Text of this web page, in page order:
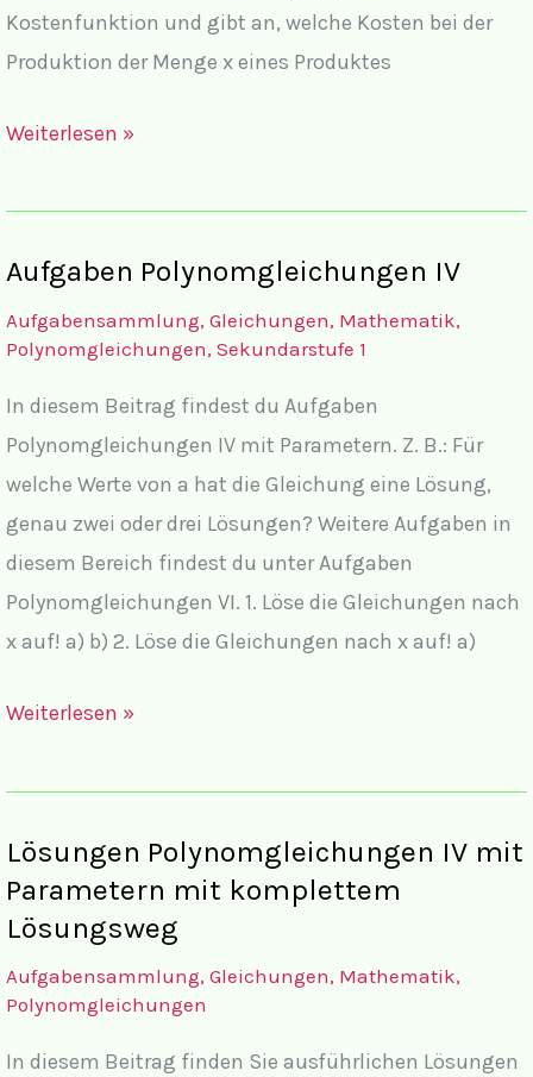
Kostenfunktion und gibt an, welche Kosten bei der
Produktion der Menge x eines Produktes
Lösungen
V
Weiterlesen »
Aufgaben Polynomgleichungen IV
Aufgabensammlung, Gleichungen, Mathematik,
Polynomgleichungen, Sekundarstufe 1
In diesem Beitrag findest du Aufgaben
Polynomgleichungen IV mit Parametern. Z. B.: Für
welche Werte von a hat die Gleichung eine Lösung,
genau zwei oder drei Lösungen? Weitere Aufgaben in
diesem Bereich findest du unter Aufgaben
Polynomgleichungen VI. 1. Löse die Gleichungen nach
x auf! a) b) 2. Löse die Gleichungen nach x auf! a)
Aufgaben
IV
Weiterlesen »
Lösungen Polynomgleichungen IV mit
Parametern mit komplettem
Lösungsweg
Aufgabensammlung, Gleichungen, Mathematik,
Polynomgleichungen
In diesem Beitrag finden Sie ausführlichen Lösungen